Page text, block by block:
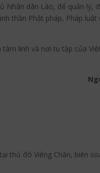
Nhân dân Lào, để quản lý,
thần Phật pháp, Pháp luật
linh và nơi tu tập của
thủ đô Viêng Chăn, biên